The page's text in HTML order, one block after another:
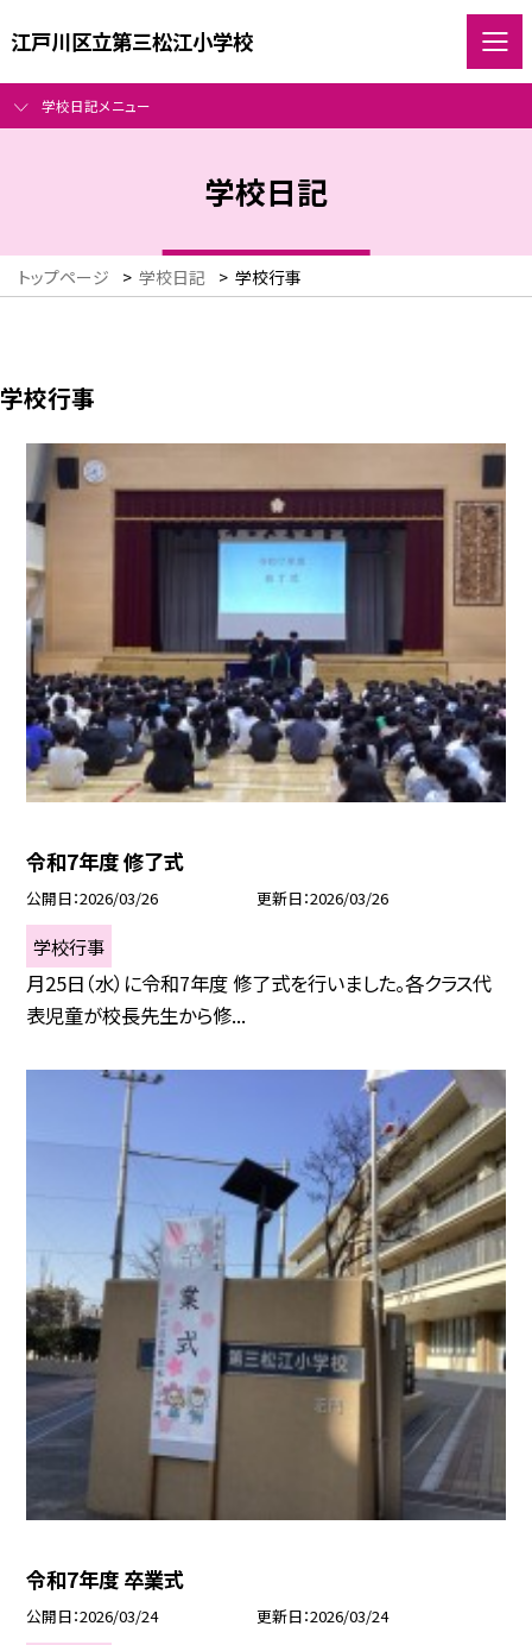
江戸川区立第三松江小学校
学校日記メニュー
学校日記
トップページ > 学校日記 > 学校行事
学校行事
令和7年度 修了式
公開日 2026/03/26 更新日 2026/03/26
学校行事
月25日（水）に令和7年度 修了式を行いました。各クラス代
表児童が校長先生から修...
令和7年度 卒業式
公開日 2026/03/24 更新日 2026/03/24